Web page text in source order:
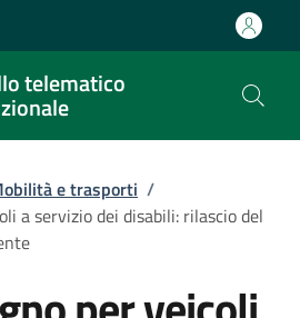
telematico
e trasporti /
a servizio dei disabili: rilascio del